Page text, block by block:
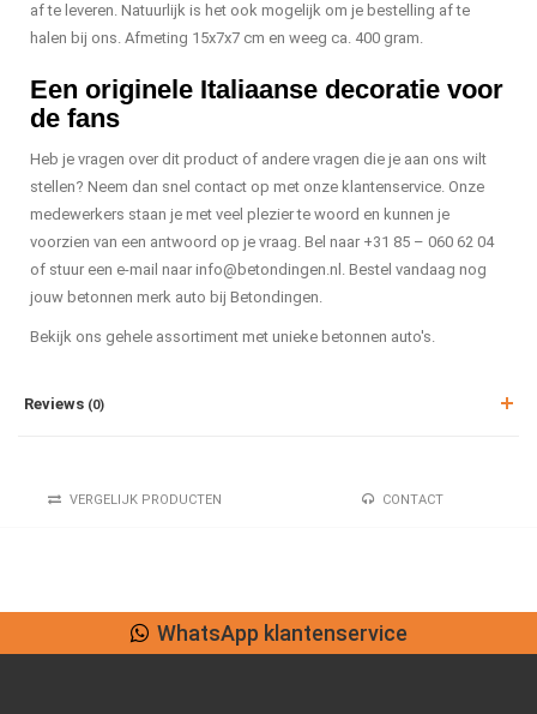
af te leveren. Natuurlijk is het ook mogelijk om je bestelling af te
halen bij ons. Afmeting 15x7x7 cm en weeg ca. 400 gram.
Een originele Italiaanse decoratie voor
de fans
Heb je vragen over dit product of andere vragen die je aan ons wilt
stellen? Neem dan snel contact op met onze klantenservice. Onze
medewerkers staan je met veel plezier te woord en kunnen je
voorzien van een antwoord op je vraag. Bel naar +31 85 – 060 62 04
of stuur een e-mail naar info@betondingen.nl . Bestel vandaag nog
jouw betonnen merk auto bij Betondingen.
Bekijk ons gehele assortiment met unieke betonnen auto's.
Reviews (0)
VERGELIJK PRODUCTEN CONTACT
WhatsApp klantenservice